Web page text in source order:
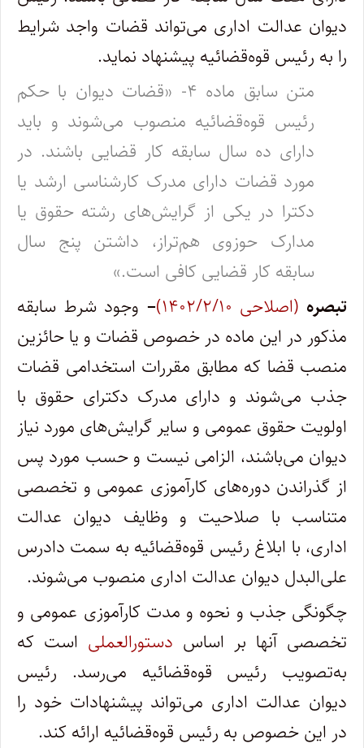
دیوان عدالت اداری می‌تواند قضات واجد شرایط
را به رئیس قوه‌قضائیه پیشنهاد نماید.
متن سابق ماده ۴- «قضات دیوان با حکم
رئیس قوه‌قضائیه منصوب می‌شوند و باید
دارای ده سال سابقه کار قضایی باشند. در
مورد قضات دارای مدرک کارشناسی ارشد یا
دکترا در یکی از گرایش‌های رشته حقوق یا
مدارک حوزوی هم‌تراز، داشتن پنج سال
سابقه کار قضایی کافی است.»
تبصره (اصلاحی ۱۴۰۲/۲/۱۰) – وجود شرط سابقه
مذکور در این ماده در خصوص قضات و یا حائزین
منصب قضا که مطابق مقررات استخدامی قضات
جذب می‌شوند و دارای مدرک دکترای حقوق با
اولویت حقوق عمومی و سایر گرایش‌های مورد نیاز
دیوان می‌باشند، الزامی نیست و حسب مورد پس
از گذراندن دوره‌های کارآموزی عمومی و تخصصی
متناسب با صلاحیت و وظایف دیوان عدالت
اداری، با ابلاغ رئیس قوه‌قضائیه به سمت دادرس
علی‌البدل دیوان عدالت اداری منصوب می‌شوند.
چگونگی جذب و نحوه و مدت کارآموزی عمومی و
تخصصی آنها بر اساس دستورالعملی است که
به‌تصویب رئیس قوه‌قضائیه می‌رسد. رئیس
دیوان عدالت اداری می‌تواند پیشنهادات خود را
در این خصوص به رئیس قوه‌قضائیه ارائه کند.